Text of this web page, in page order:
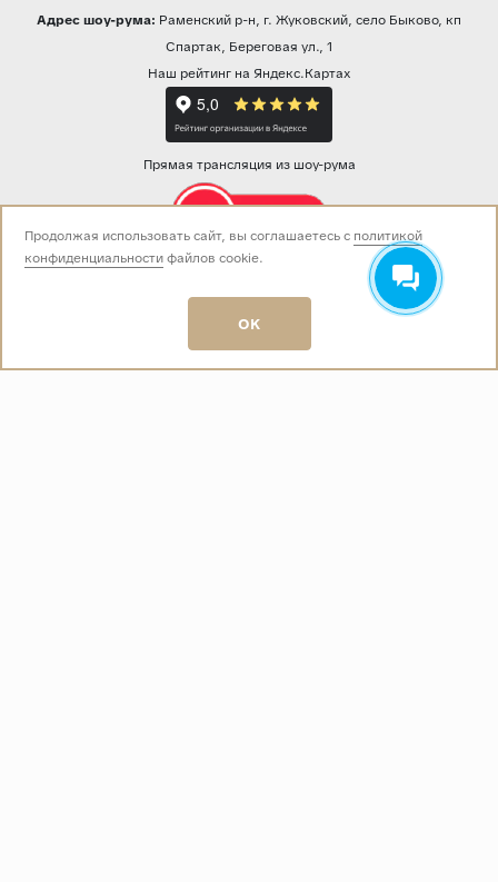
Адрес шоу-рума: Раменский р-н, г. Жуковский, село Быково, кп
Спартак, Береговая ул., 1
Наш рейтинг на Яндекс.Картах
Прямая трансляция из шоу-рума
Звоните нам:
пн-вс 10:00 - 19:00
E-mail:
info@baza-plitki.ru
Продолжая использовать сайт, вы соглашаетесь с политикой
конфиденциальностифайлов cookie.
OK